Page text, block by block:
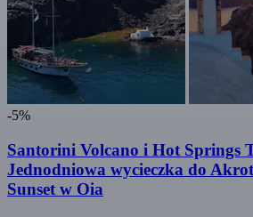
-5%
Santorini Volcano i Hot Springs
Jednodniowa wycieczka do
Sunset w Oia